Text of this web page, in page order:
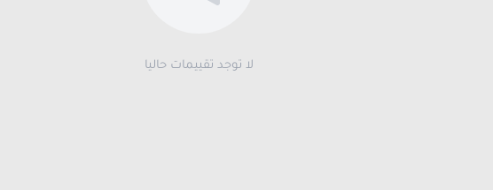
لا توجد تقييمات حاليا